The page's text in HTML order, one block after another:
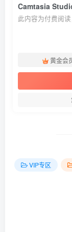
Camtasia
此内容为付费阅
黄金会
VIP专区